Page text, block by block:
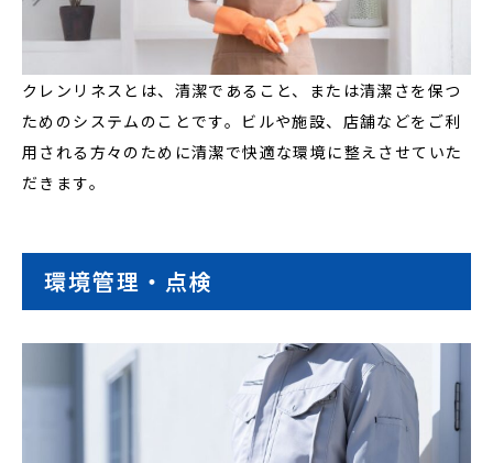
クレンリネスとは、清潔であること、または清潔さを保つ
ためのシステムのことです。ビルや施設、店舗などをご利
用される方々のために清潔で快適な環境に整えさせていた
だきます。
環境管理・点検